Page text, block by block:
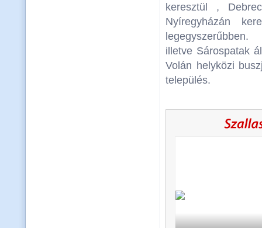
keresztül ,
Nyíregyházán
illetve Sárospatak
Volán helyközi
település.